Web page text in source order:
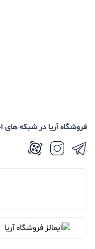
فروشگاه آریا در شبکه های